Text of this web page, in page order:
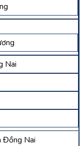
Nai
Đồng Nai